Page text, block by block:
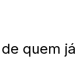
quem já